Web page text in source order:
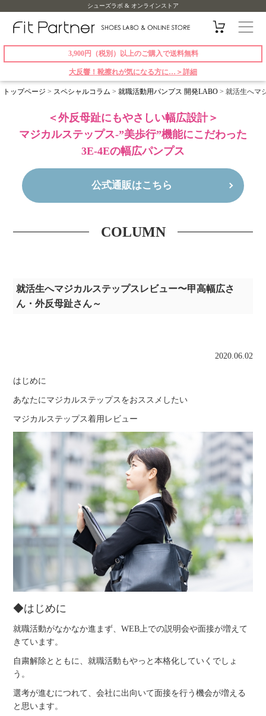
シューズラボ & オンラインストア
3,900円（税別）以上のご購入で送料無料
大反響！靴擦れが気になる方に…＞詳細
トップページ > スペシャルコラム > 就職活動用パンプス 開発LABO > 就活生へマ
＜外反母趾にもやさしい幅広設計＞
マジカルステップス-”美歩行”機能にこだわった
3E-4Eの幅広パンプス
公式通販はこちら
COLUMN
就活生へマジカルステップスレビュー〜甲高幅広さ
ん・外反母趾さん～
2020.06.02
はじめに
あなたにマジカルステップスをおススメしたい
マジカルステップス着用レビュー
◆はじめに
就職活動がなかなか進まず、WEB上での説明会や面接が増えて
きています。
自粛解除とともに、就職活動もやっと本格化していくでしょ
う。
選考が進むにつれて、会社に出向いて面接を行う機会が増える
と思います。